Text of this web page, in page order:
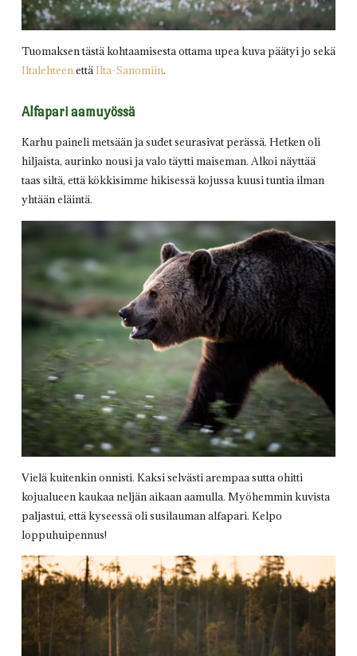
Tuomaksen tästä kohtaamisesta ottama upea kuva päätyi jo sekä
IltalehteenettäIlta-Sanomiin.
Alfapari aamuyössä
Karhu paineli metsään ja sudet seurasivat perässä. Hetken oli
hiljaista, aurinko nousi ja valo täytti maiseman. Alkoi näyttää
taas siltä, että kökkisimme hikisessä kojussa kuusi tuntia ilman
yhtään eläintä.
Vielä kuitenkin onnisti. Kaksi selvästi arempaa sutta ohitti
kojualueen kaukaa neljän aikaan aamulla. Myöhemmin kuvista
paljastui, että kyseessä oli susilauman alfapari. Kelpo
loppuhuipennus!